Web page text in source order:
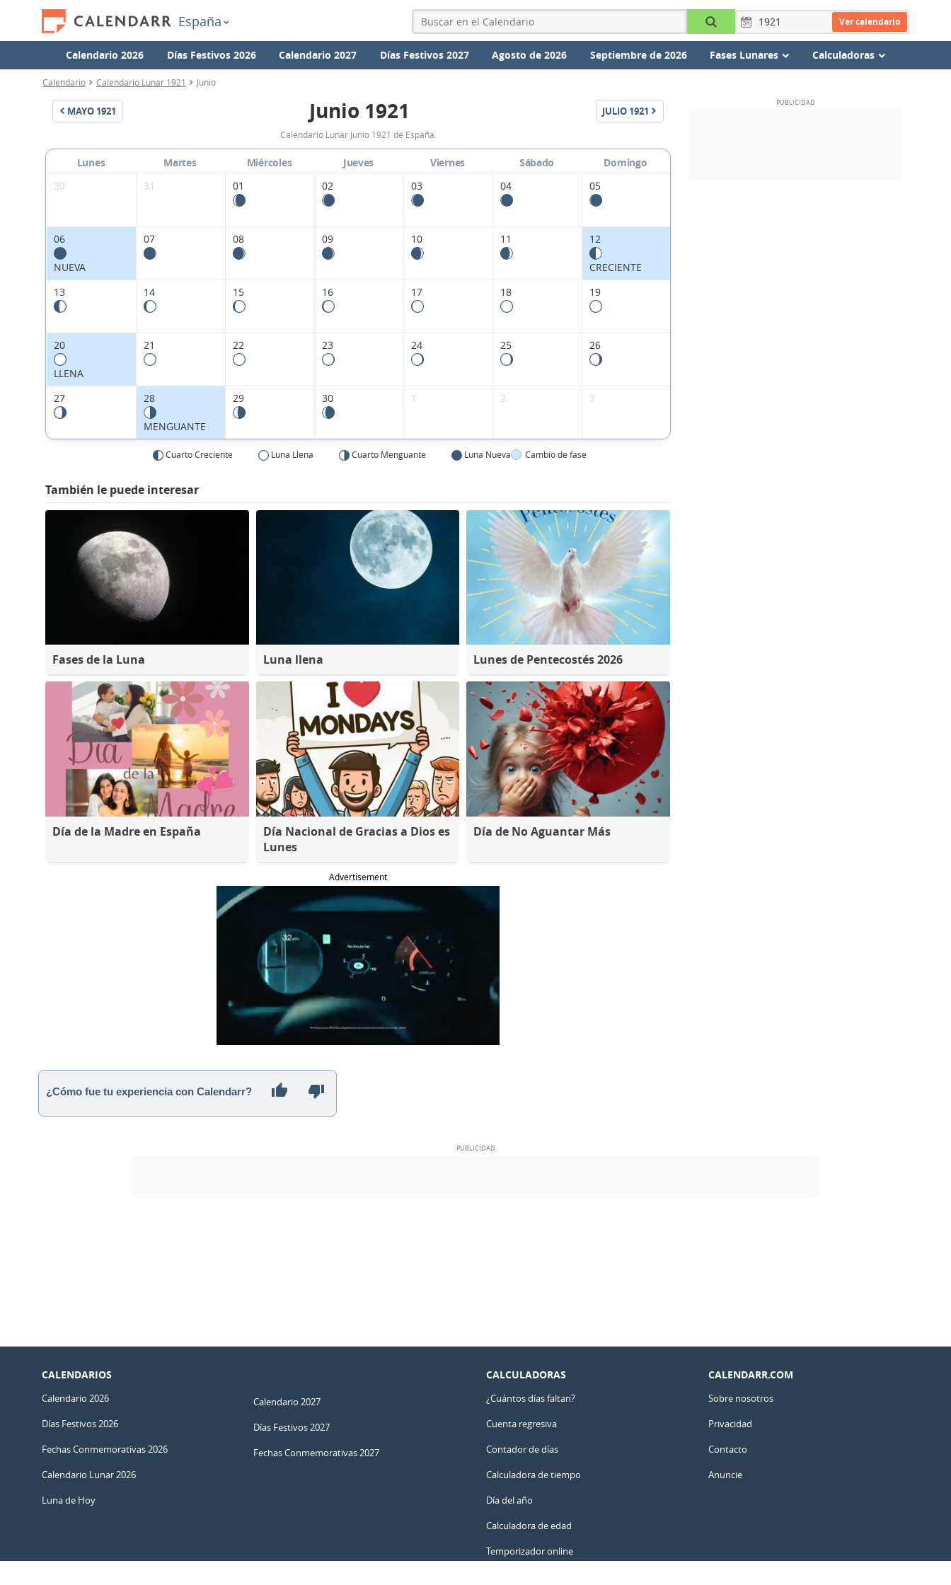
España Ver calendario
Calendario 2026 Días Festivos 2026 Calendario 2027 Días Festivos 2027 Agosto de 2026 Septiembre de 2026 Fases Lunares Calculadoras
Calendario Calendario Lunar 1921 Junio
MAYO 1921
Calendario
Lunar
Junio
España.
Junio 1921 JULIO 1921
Calendario Lunar Junio 1921 de España.
Lunes Martes Miércoles Jueves Viernes Sábado
Domingo
30
31 01 02 03 04 05
06
NUEVA
07 08 09 10 11 12
CRECIENTE
13
14 15 16 17 18 19
20
LLENA
21 22 23 24 25 26
27 28
MENGUANTE
29 30 1 2 3
Cuarto Creciente Luna Llena Cuarto Menguante Luna Nueva Cambio de fase
También le puede interesar
Fases de la Luna Luna llena Lunes de Pentecostés 2026
Día de la Madre en España
Día Nacional de Gracias a Dios es
Lunes
Día de No Aguantar Más
Advertisement
¿Cómo fue tu experiencia con Calendarr?
CALENDARIOS
Calendario 2026
Días Festivos 2026
Fechas Conmemorativas 2026
Calendario Lunar 2026
Luna de Hoy
Calendario 2027
Días Festivos 2027
Fechas Conmemorativas 2027
CALCULADORAS
¿Cuántos días faltan?
Cuenta regresiva
Contador de días
Calculadora de tiempo
Día del año
Calculadora de edad
Temporizador online
CALENDARR.COM
Sobre nosotros
Privacidad
Contacto
Anuncie